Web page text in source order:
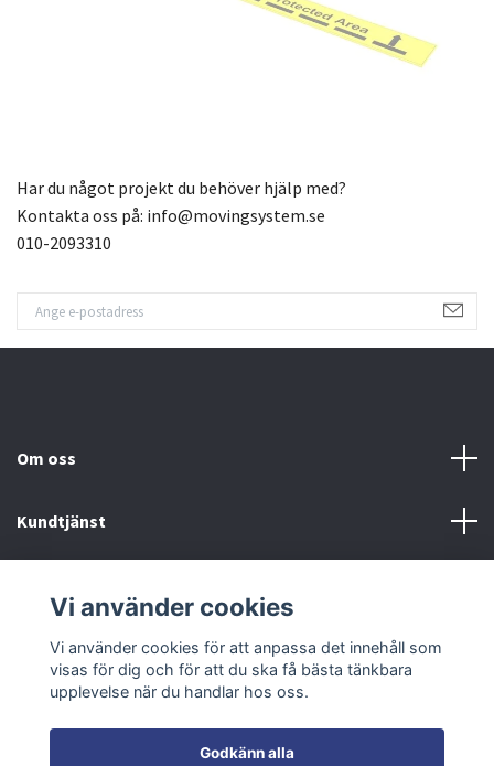
Har du något projekt du behöver hjälp med?
Kontakta oss på: info@movingsystem.se
010-2093310
Om oss
Kundtjänst
Sociala medier
Vi använder cookies
Vi använder cookies för att anpassa det innehåll som
visas för dig och för att du ska få bästa tänkbara
upplevelse när du handlar hos oss.
Godkänn alla